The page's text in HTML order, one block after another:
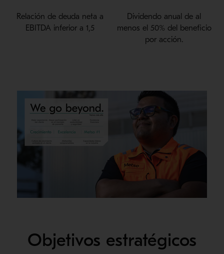
Relación de deuda neta a
EBITDA inferior a 1,5
Dividendo anual de al
menos el 50% del beneficio
por acción.
Objetivos estratégicos